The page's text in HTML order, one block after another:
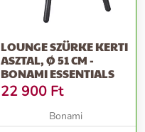
LOUNGE SZÜRKE KERTI
ASZTAL, Ø 51 CM -
BONAMI ESSENTIALS
22 900 Ft
Bonami